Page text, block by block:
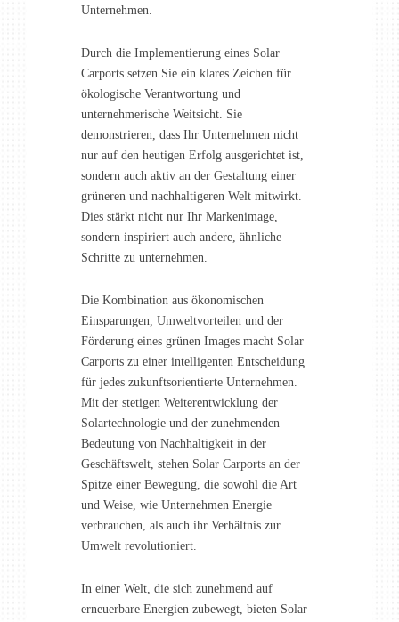
Unternehmen.
Durch die Implementierung eines Solar
Carports setzen Sie ein klares Zeichen für
ökologische Verantwortung und
unternehmerische Weitsicht. Sie
demonstrieren, dass Ihr Unternehmen nicht
nur auf den heutigen Erfolg ausgerichtet ist,
sondern auch aktiv an der Gestaltung einer
grüneren und nachhaltigeren Welt mitwirkt.
Dies stärkt nicht nur Ihr Markenimage,
sondern inspiriert auch andere, ähnliche
Schritte zu unternehmen.
Die Kombination aus ökonomischen
Einsparungen, Umweltvorteilen und der
Förderung eines grünen Images macht Solar
Carports zu einer intelligenten Entscheidung
für jedes zukunftsorientierte Unternehmen.
Mit der stetigen Weiterentwicklung der
Solartechnologie und der zunehmenden
Bedeutung von Nachhaltigkeit in der
Geschäftswelt, stehen Solar Carports an der
Spitze einer Bewegung, die sowohl die Art
und Weise, wie Unternehmen Energie
verbrauchen, als auch ihr Verhältnis zur
Umwelt revolutioniert.
In einer Welt, die sich zunehmend auf
erneuerbare Energien zubewegt, bieten Solar